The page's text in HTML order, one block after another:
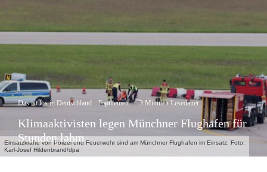
Einsatzkräfte von Polizei und Feuerwehr sind am Münchner Flughafen im Einsatz. Foto:
Karl-Josef Hildenbrand/dpa
Das ist los in Deutschland Topthemen · 3 Minuten Lesedauer
Klimaaktivisten legen Münchner Flughafen für
Stunden lahm